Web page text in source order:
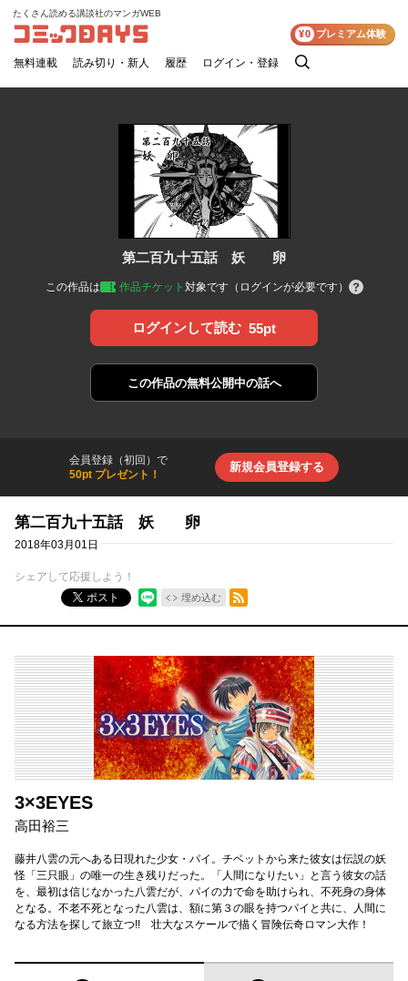
コミックDAYS
たくさん読める講談社のマンガWEB
無料連載 読み切り・新人 履歴 ログイン・登録
検
¥0 プレミアム体験
第二百九十五話 妖 卵
この作品は 作品チケット 対象です（ログインが必要です）
ログインして読む 55pt
この作品の無料公開中の話へ
会員登録（初回）で
50pt プレゼント！
新規会員登録する
第二百九十五話 妖 卵
2018年03月01日
シェアして応援しよう！
ポスト
埋め込む
RSSフィード
3×3EYES
高田裕三
藤井八雲の元へある日現れた少女・パイ。チベットから来た彼女は伝説の妖
怪「三只眼」の唯一の生き残りだった。「人間になりたい」と言う彼女の話
を、最初は信じなかった八雲だが、パイの力で命を助けられ、不死身の身体
となる。不老不死となった八雲は、額に第３の眼を持つパイと共に、人間に
なる方法を探して旅立つ!! 壮大なスケールで描く冒険伝奇ロマン大作！